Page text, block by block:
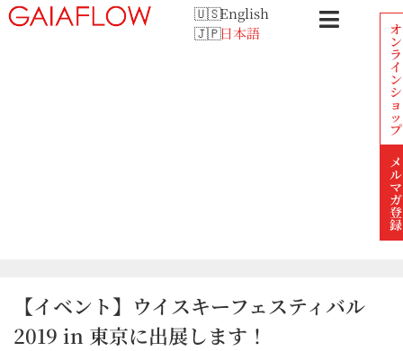
English
日本語
オ
ン
ラ
イ
ン
シ
ョ
ッ
プ
メ
ル
マ
ガ
登
録
【イベント】ウイスキーフェスティバル
2019 in 東京に出展します！